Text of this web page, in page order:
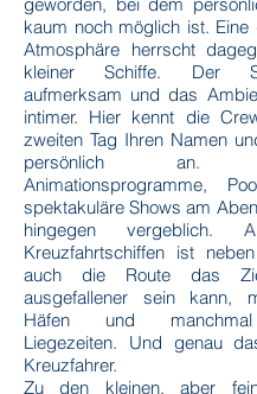
kaum noch möglich ist. Eine
Atmosphäre herrscht
kleiner Schiffe. Der
aufmerksam und das
intimer. Hier kennt die
zweiten Tag Ihren Namen
persönlich an.
Animationsprogramme,
spektakuläre Shows am
hingegen vergeblich.
Kreuzfahrtschiffen ist
auch die Route das
ausgefallener sein kann,
Häfen und
Liegezeiten. Und genau
Kreuzfahrer.
Zu den kleinen, aber